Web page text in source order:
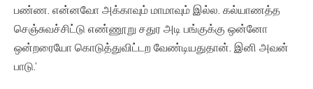
பண்ண. என்னவோ அக்காவும் மாமாவும் இல்ல. கல்யாணத்த
செஞ்சுவச்சிட்டு எண்ணூறு சதுர அடி பங்குக்கு ஒன்னோ
ஒன்றரையோ கொடுத்துவிட்டற வேண்டியதுதான். இனி அவன்
பாடு.’